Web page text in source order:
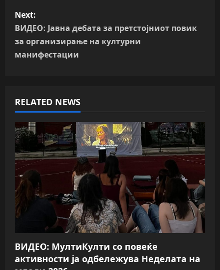
t
n
i
g
a
t
i
o
n
Next:
ВИДЕО: Јавна дебата за претстојниот повик
за организирање на културни
манифестации
RELATED NEWS
ВИДЕО: МултиКулти со повеќе
активности ја одбележува Неделата на